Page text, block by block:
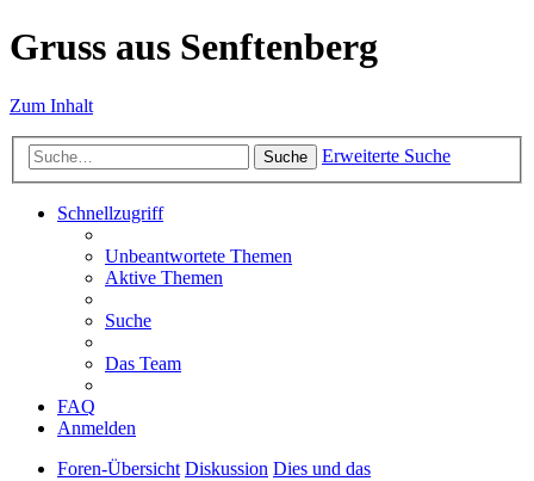
Gruss aus Senftenberg
Zum Inhalt
Suche Erweiterte Suche
Schnellzugriff
Unbeantwortete Themen
Aktive Themen
Suche
Das Team
FAQ
Anmelden
Foren-Übersicht Diskussion Dies und das